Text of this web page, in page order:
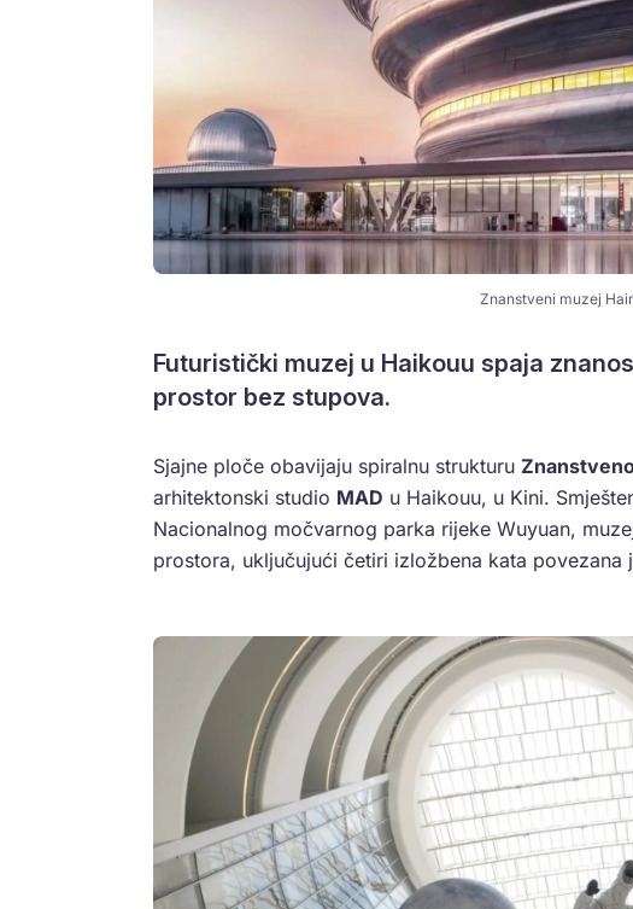
Znanstveni muzej
Futuristički muzej u Haikouu spaja
prostor bez stupova.
Sjajne ploče obavijaju spiralnu strukturu
arhitektonski studio MAD u Haikouu, u Kini.
Nacionalnog močvarnog parka rijeke Wuyuan,
prostora, uključujući četiri izložbena kata povezana